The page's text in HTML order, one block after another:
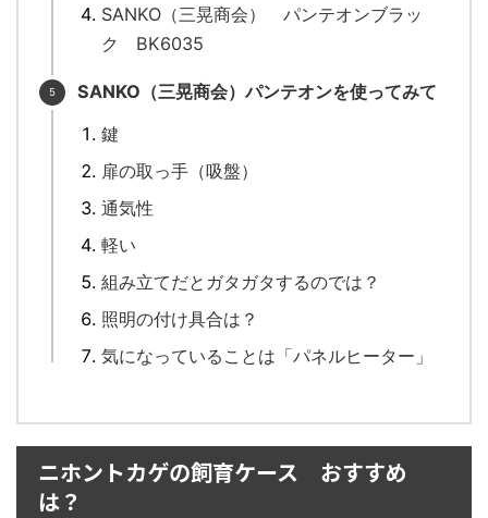
SANKO（三晃商会） パンテオンブラッ
ク BK6035
SANKO（三晃商会）パンテオンを使ってみて
鍵
扉の取っ手（吸盤）
通気性
軽い
組み立てだとガタガタするのでは？
照明の付け具合は？
気になっていることは「パネルヒーター」
ニホントカゲの飼育ケース おすすめ
は？